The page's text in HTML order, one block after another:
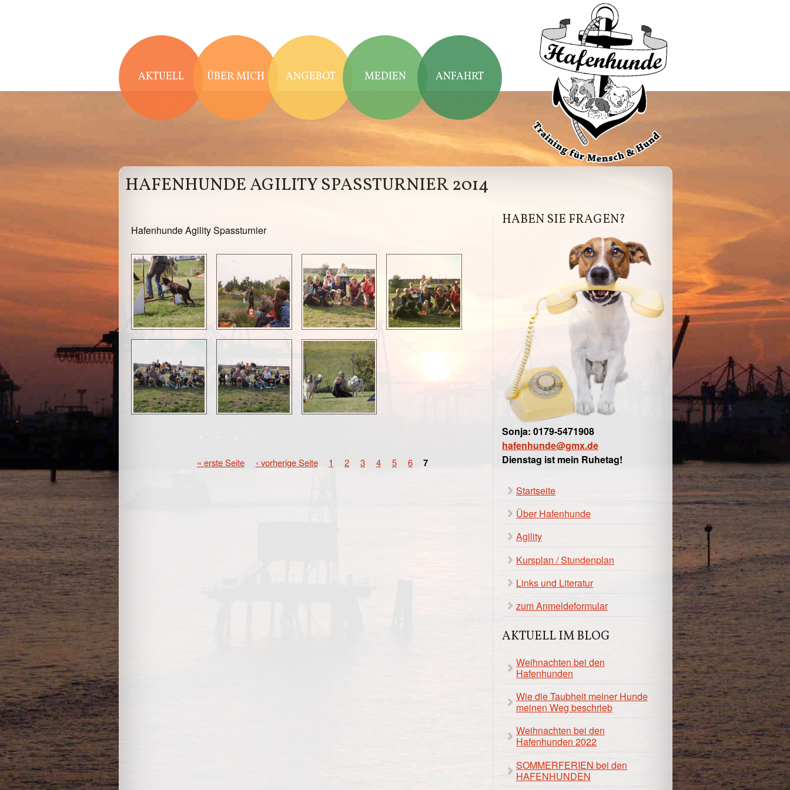
AKTUELL ÜBER MICH ANGEBOT MEDIEN ANFAHRT
Hafenhunde
HAFENHUNDE AGILITY SPASSTURNIER 2014
Hafenhunde Agility Spassturnier
« erste Seite ‹ vorherige Seite 1 2 3 4 5 6 7
HABEN SIE FRAGEN?
Sonja: 0179-5471908
hafenhunde@gmx.de
Dienstag ist mein Ruhetag!
Startseite
Über Hafenhunde
Agility
Kursplan / Stundenplan
Links und Literatur
zum Anmeldeformular
AKTUELL IM BLOG
Weihnachten bei den
Hafenhunden
Wie die Taubheit meiner Hunde
meinen Weg beschrieb
Weihnachten bei den
Hafenhunden 2022
SOMMERFERIEN bei den
HAFENHUNDEN